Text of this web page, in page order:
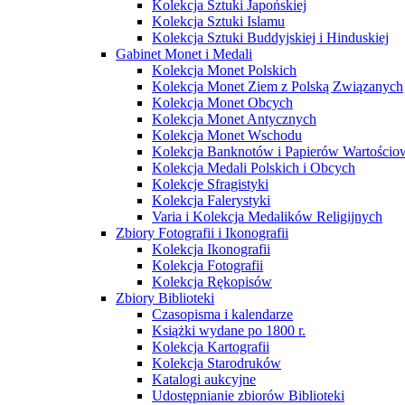
Kolekcja Sztuki Japońskiej
Kolekcja Sztuki Islamu
Kolekcja Sztuki Buddyjskiej i Hinduskiej
Gabinet Monet i Medali
Kolekcja Monet Polskich
Kolekcja Monet Ziem z Polską Związanych
Kolekcja Monet Obcych
Kolekcja Monet Antycznych
Kolekcja Monet Wschodu
Kolekcja Banknotów i Papierów
Kolekcja Medali Polskich i Obcych
Kolekcje Sfragistyki
Kolekcja Falerystyki
Varia i Kolekcja Medalików Religijnych
Zbiory Fotografii i Ikonografii
Kolekcja Ikonografii
Kolekcja Fotografii
Kolekcja Rękopisów
Zbiory Biblioteki
Czasopisma i kalendarze
Książki wydane po 1800 r.
Kolekcja Kartografii
Kolekcja Starodruków
Katalogi aukcyjne
Udostępnianie zbiorów Biblioteki